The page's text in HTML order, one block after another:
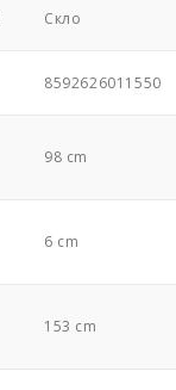
Скло
8592626011550
98 cm
6 cm
153 cm